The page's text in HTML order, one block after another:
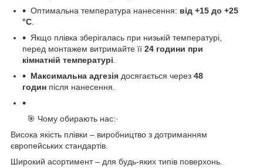
Оптимальна температура нанесення: від +15 до +25
°С
Якщо плівка зберігалась при низькій температурі,
перед монтажем витримайте її 24 години при
кімнатній температурі
Максимальна адгезія досягається через 48
годин після нанесення.
🎯 Чому обирають нас:·
Висока якість плівки – виробництво з дотриманням
європейських стандартів.
Широкий асортимент – для будь-яких типів поверхонь.